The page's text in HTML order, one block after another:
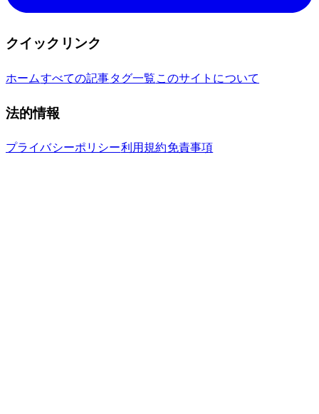
クイックリンク
ホームすべての記事タグ一覧 このサイトについて
法的情報
プライバシーポリシー利用規約免責事項